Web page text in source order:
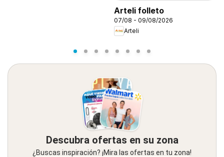
Arteli folleto
07/08 - 09/08/2026
Arteli
Descubra ofertas en su zona
¿Buscas inspiración? ¡Mira las ofertas en tu zona!